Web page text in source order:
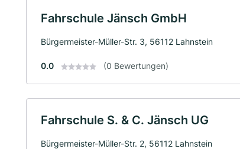
Fahrschule Jänsch GmbH
Bürgermeister-Müller-Str. 3, 56112 Lahnstein
0.0 (0 Bewertungen)
Fahrschule S. & C. Jänsch UG
Bürgermeister-Müller-Str. 2, 56112 Lahnstein